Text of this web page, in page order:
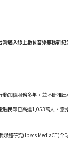
灣邁入線上數位音樂服務新紀
動加值服務多年，並不斷推
腦民眾已高達1,053萬人，意
媒體研究(Ipsos MediaCT)